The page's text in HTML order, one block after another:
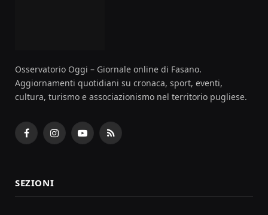
Osservatorio Oggi – Giornale online di Fasano.
Aggiornamenti quotidiani su cronaca, sport, eventi,
cultura, turismo e associazionismo nel territorio pugliese.
FacebookInstagramYouTubeRSS
SEZIONI